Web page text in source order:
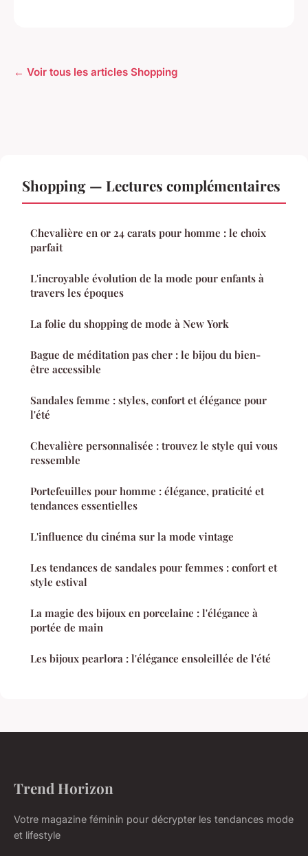
← Voir tous les articles Shopping
Shopping — Lectures complémentaires
Chevalière en or 24 carats pour homme : le choix
parfait
L'incroyable évolution de la mode pour enfants à
travers les époques
La folie du shopping de mode à New York
Bague de méditation pas cher : le bijou du bien-
être accessible
Sandales femme : styles, confort et élégance pour
l'été
Chevalière personnalisée : trouvez le style qui vous
ressemble
Portefeuilles pour homme : élégance, praticité et
tendances essentielles
L'influence du cinéma sur la mode vintage
Les tendances de sandales pour femmes : confort et
style estival
La magie des bijoux en porcelaine : l'élégance à
portée de main
Les bijoux pearlora : l'élégance ensoleillée de l'été
Trend Horizon
Votre magazine féminin pour décrypter les tendances mode
et lifestyle